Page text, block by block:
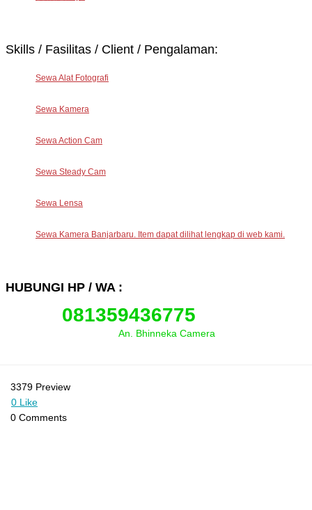
Skills / Fasilitas / Client / Pengalaman:
Sewa Alat Fotografi
Sewa Kamera
Sewa Action Cam
Sewa Steady Cam
Sewa Lensa
Sewa Kamera Banjarbaru. Item dapat dilihat lengkap di web kami.
HUBUNGI HP / WA :
081359436775
An. Bhinneka Camera
3379 Preview
0 Like
0 Comments